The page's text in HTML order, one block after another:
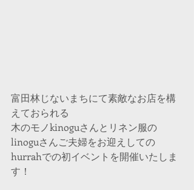
富田林じないまちにて素敵なお店を構
えておられる
木のモノkinoguさんとリネン服の
linoguさんご夫婦をお迎えしての
hurrahでの初イベントを開催いたしま
す！